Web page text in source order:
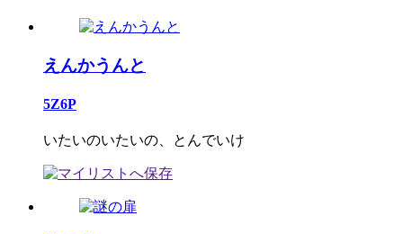
えんかうんと
5Z6P
いたいのいたいの、とんでいけ